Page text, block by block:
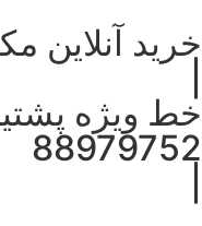
خرید آنلاین
خط ویژه
88979752